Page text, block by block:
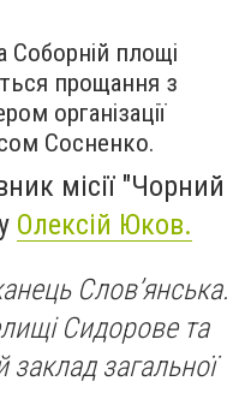
Соборній площі
прощання з
організації
Сосненко.
місії "Чорний
Олексій Юков.
Слов’янська.
Сидорове та
заклад загальної